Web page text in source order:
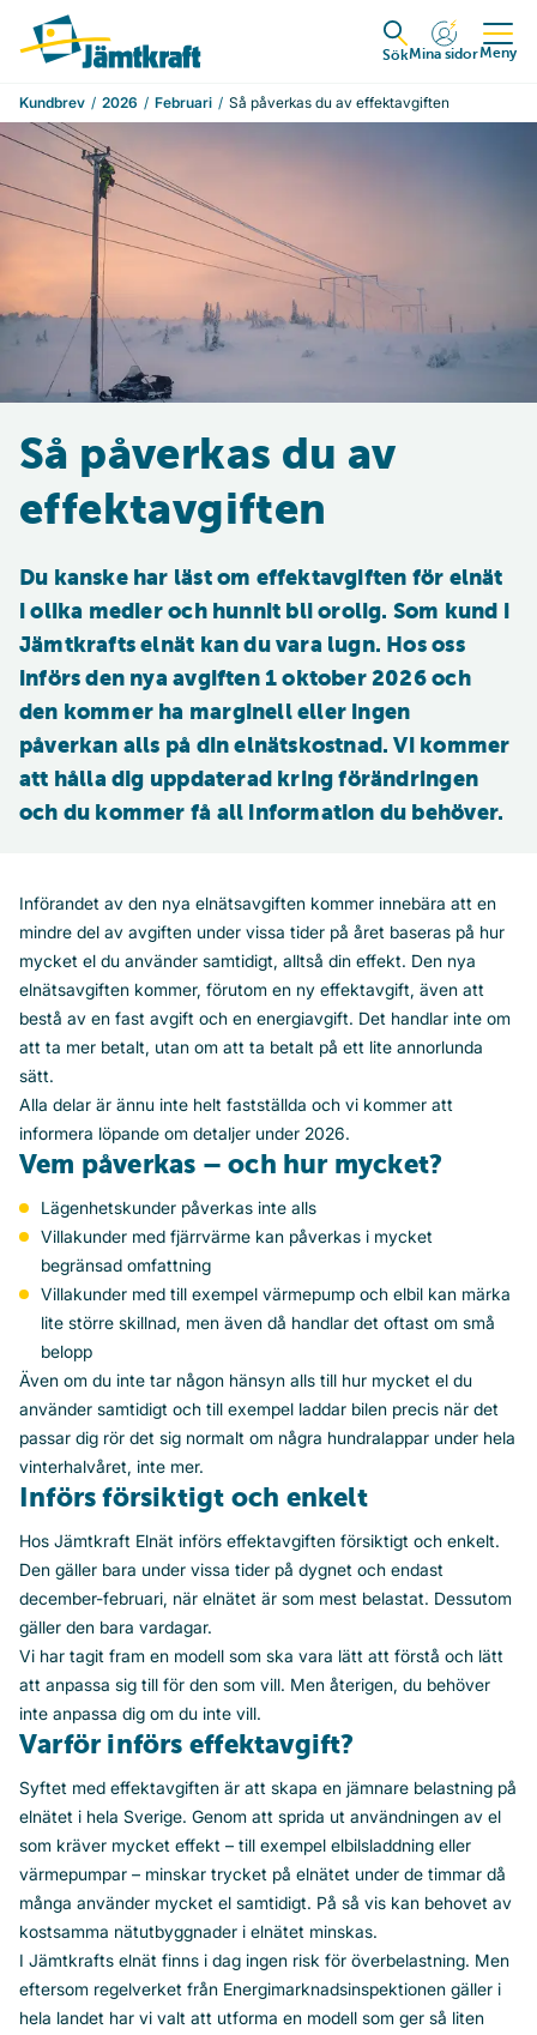
Hoppa till innehåll
Till startsidan
Expandera
SökMina sidorMeny
Kundbrev 2026 Februari Så påverkas du av effektavgiften
Så påverkas du av
effektavgiften
Du kanske har läst om effektavgiften för elnät
i olika medier och hunnit bli orolig. Som kund i
Jämtkrafts elnät kan du vara lugn. Hos oss
införs den nya avgiften 1 oktober 2026 och
den kommer ha marginell eller ingen
påverkan alls på din elnätskostnad. Vi kommer
att hålla dig uppdaterad kring förändringen
och du kommer få all information du behöver.
Införandet av den nya elnätsavgiften kommer innebära att en
mindre del av avgiften under vissa tider på året baseras på hur
mycket el du använder samtidigt, alltså din effekt. Den nya
elnätsavgiften kommer, förutom en ny effektavgift, även att
bestå av en fast avgift och en energiavgift. Det handlar inte om
att ta mer betalt, utan om att ta betalt på ett lite annorlunda
sätt.
Alla delar är ännu inte helt fastställda och vi kommer att
informera löpande om detaljer under 2026.
Vem påverkas – och hur mycket?
Lägenhetskunder påverkas inte alls
Villakunder med fjärrvärme kan påverkas i mycket
begränsad omfattning
Villakunder med till exempel värmepump och elbil kan märka
lite större skillnad, men även då handlar det oftast om små
belopp
Även om du inte tar någon hänsyn alls till hur mycket el du
använder samtidigt och till exempel laddar bilen precis när det
passar dig rör det sig normalt om några hundralappar under hela
vinterhalvåret, inte mer.
Införs försiktigt och enkelt
Hos Jämtkraft Elnät införs effektavgiften försiktigt och enkelt.
Den gäller bara under vissa tider på dygnet och endast
december-februari, när elnätet är som mest belastat. Dessutom
gäller den bara vardagar.
Vi har tagit fram en modell som ska vara lätt att förstå och lätt
att anpassa sig till för den som vill. Men återigen, du behöver
inte anpassa dig om du inte vill.
Varför införs effektavgift?
Syftet med effektavgiften är att skapa en jämnare belastning på
elnätet i hela Sverige. Genom att sprida ut användningen av el
som kräver mycket effekt – till exempel elbilsladdning eller
värmepumpar – minskar trycket på elnätet under de timmar då
många använder mycket el samtidigt. På så vis kan behovet av
kostsamma nätutbyggnader i elnätet minskas.
I Jämtkrafts elnät finns i dag ingen risk för överbelastning. Men
eftersom regelverket från Energimarknadsinspektionen gäller i
hela landet har vi valt att utforma en modell som ger så liten